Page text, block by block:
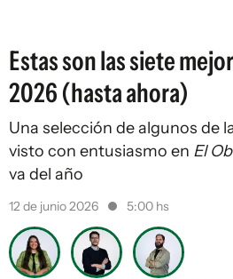
Estas son las siete
2026 (hasta ahora)
Una selección de algunos de
visto con entusiasmo en El
va del año
12 de junio 2026 5:00 hs